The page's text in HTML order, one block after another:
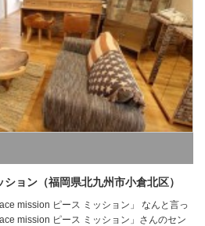
ョン（福岡県北九州市小倉北区）
mission ピース ミッション」 なんと言っ
mission ピース ミッション」さんのセン